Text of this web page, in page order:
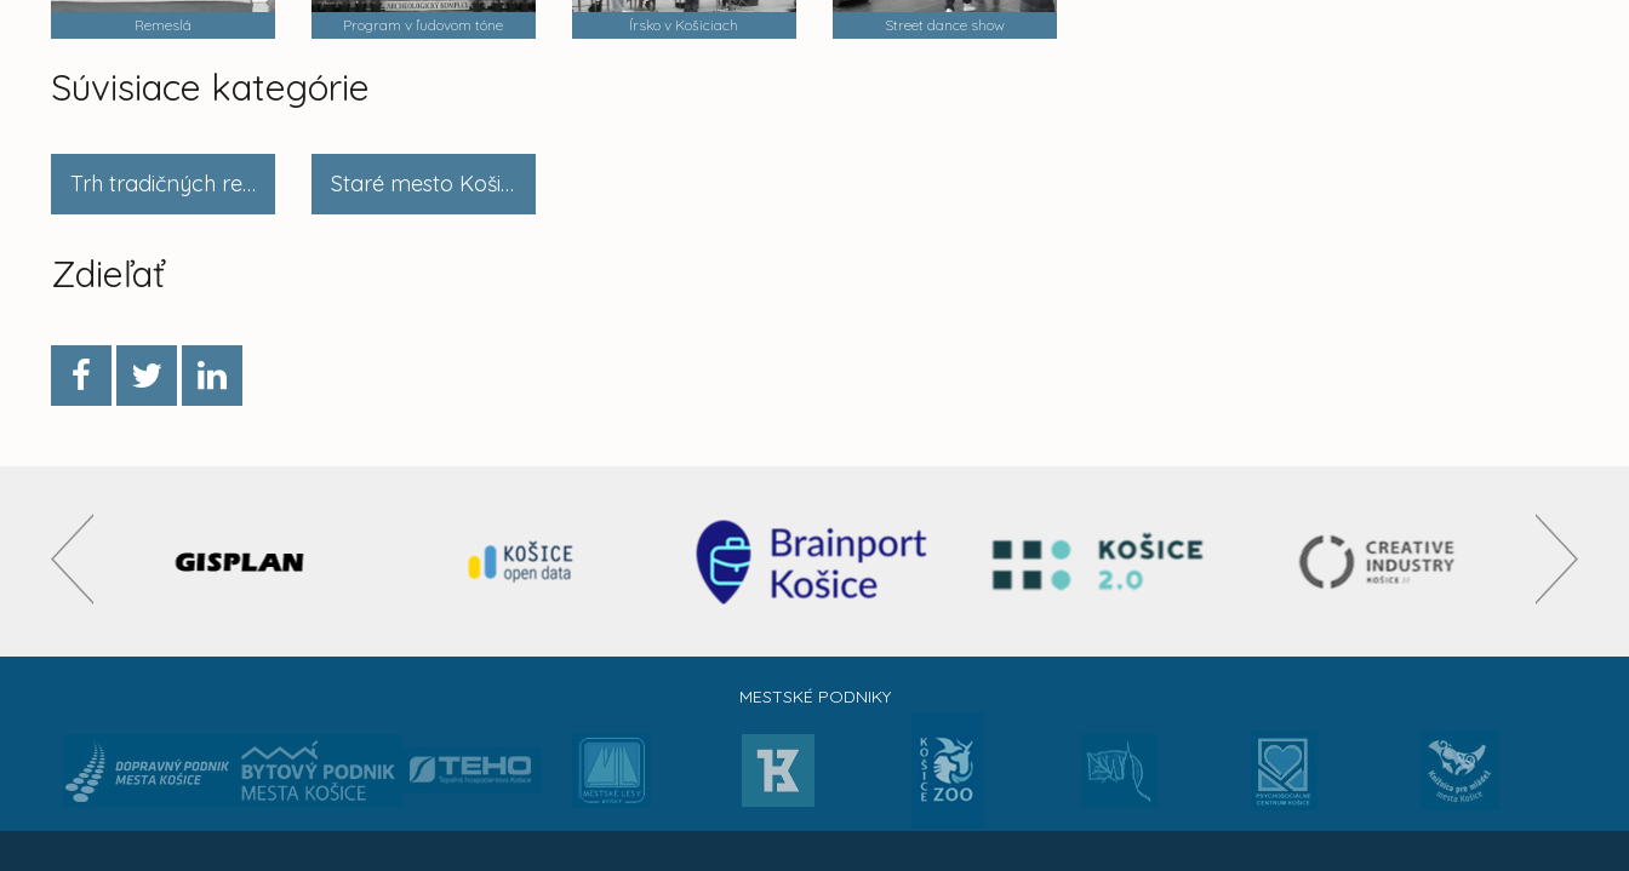
Remeslá Program v ľudovom tóne Írsko v Košiciach Street dance show
Súvisiace kategórie
Trh tradičných remesiel Staré mesto Košičanom
Zdieľať
MESTSKÉ PODNIKY